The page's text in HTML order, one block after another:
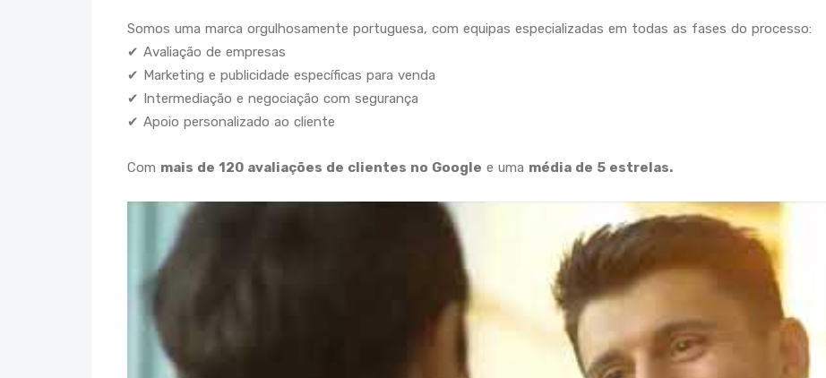
Somos uma marca orgulhosamente portuguesa, com equipas especializadas em todas as fases do processo:
✔ Avaliação de empresas
✔ Marketing e publicidade específicas para venda
✔ Intermediação e negociação com segurança
✔ Apoio personalizado ao cliente
Com mais de 120 avaliações de clientes no Google e uma média de 5 estrelas.